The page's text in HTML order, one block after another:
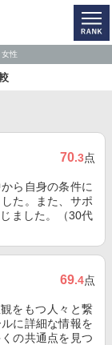
女性
70.3点
ら自身の条件に
た。また、サポ
ました。（30代
69.4点
をもつ人々と繋
に詳細な情報を
の共通点を見つ